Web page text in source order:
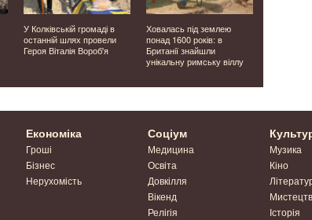
У Колківській громаді в
останній шлях провели
Героя Віталія Вороб'я
Ховалась під землею
понад 1600 років: в
Британії знайшли
унікальну римську віллу
Економіка
Гроші
Бізнес
Нерухомість
Соціум
Медицина
Освіта
Довкілля
Вікенд
Релігія
Музика
Кіно
Історія